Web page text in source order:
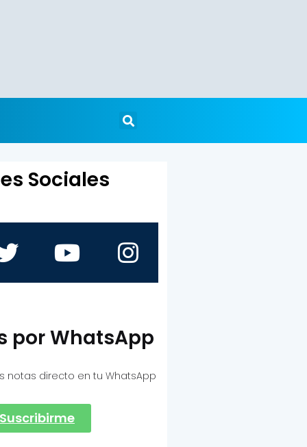
Sociales
por WhatsApp
notas directo en tu WhatsApp